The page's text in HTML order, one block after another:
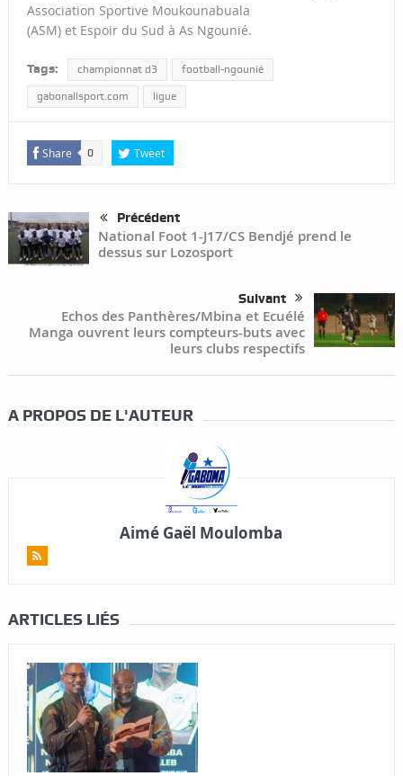
Association Sportive Moukounabuala
(ASM) et Espoir du Sud à As Ngounié.
Tags: championnat d3 football-ngounié
gabonallsport.com ligue
Share 0 Tweet
Précédent
National Foot 1-J17/CS Bendjé prend le
dessus sur Lozosport
Suivant
Echos des Panthères/Mbina et Ecuélé
Manga ouvrent leurs compteurs-buts avec
leurs clubs respectifs
A PROPOS DE L'AUTEUR
Aimé Gaël Moulomba
ARTICLES LIÉS